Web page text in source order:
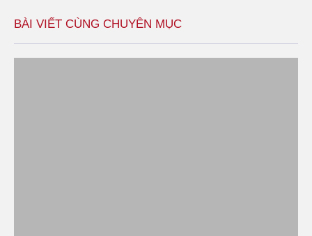
BÀI VIẾT CÙNG CHUYÊN MỤC